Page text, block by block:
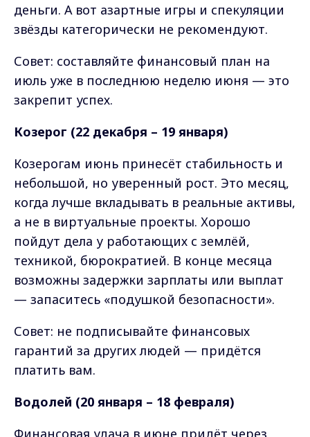
деньги. А вот азартные игры и спекуляции
звёзды категорически не рекомендуют.
Совет: составляйте финансовый план на
июль уже в последнюю неделю июня — это
закрепит успех.
Козерог (22 декабря – 19 января)
Козерогам июнь принесёт стабильность и
небольшой, но уверенный рост. Это месяц,
когда лучше вкладывать в реальные активы,
а не в виртуальные проекты. Хорошо
пойдут дела у работающих с землёй,
техникой, бюрократией. В конце месяца
возможны задержки зарплаты или выплат
— запаситесь «подушкой безопасности».
Совет: не подписывайте финансовых
гарантий за других людей — придётся
платить вам.
Водолей (20 января – 18 февраля)
Финансовая удача в июне придёт через